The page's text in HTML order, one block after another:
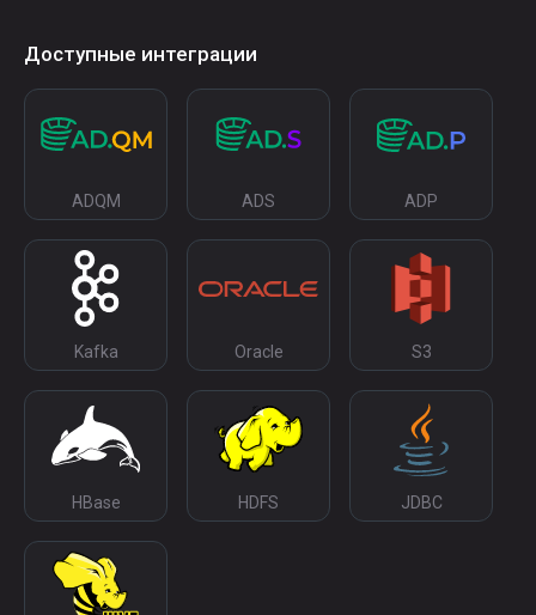
Доступные интеграции
ADQM ADS ADP
Kafka Oracle S3
HBase HDFS JDBC